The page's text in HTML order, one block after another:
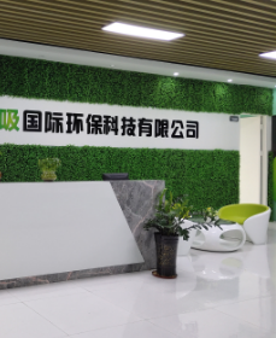
甲级施工资质”“室内环境
污染治理资质等级证
书”）、拥有多名高级《环
境工程高级工程师》室内
空气治理资格认证的治理
人员、掌握室内空气净化
治理实用技术和五项专利
技术、八项计算机软件著
作权登记证书等。研发实